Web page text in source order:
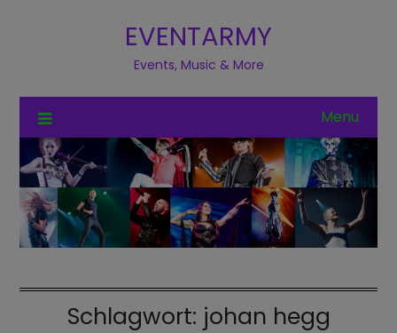
EVENTARMY
Events, Music & More
Menu
Schlagwort: johan hegg